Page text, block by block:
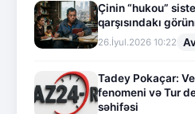
Çinin “hukou”
qarşısındakı
26.İyul.2026 10:22
Tadey Pokaçar:
fenomeni və Tur
səhifəsi